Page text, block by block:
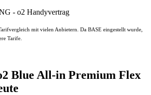
- o2 Handyvertrag
mit vielen Anbietern. Da BASE eingestellt wurde,
Tarife.
Blue All-in Premium Flex